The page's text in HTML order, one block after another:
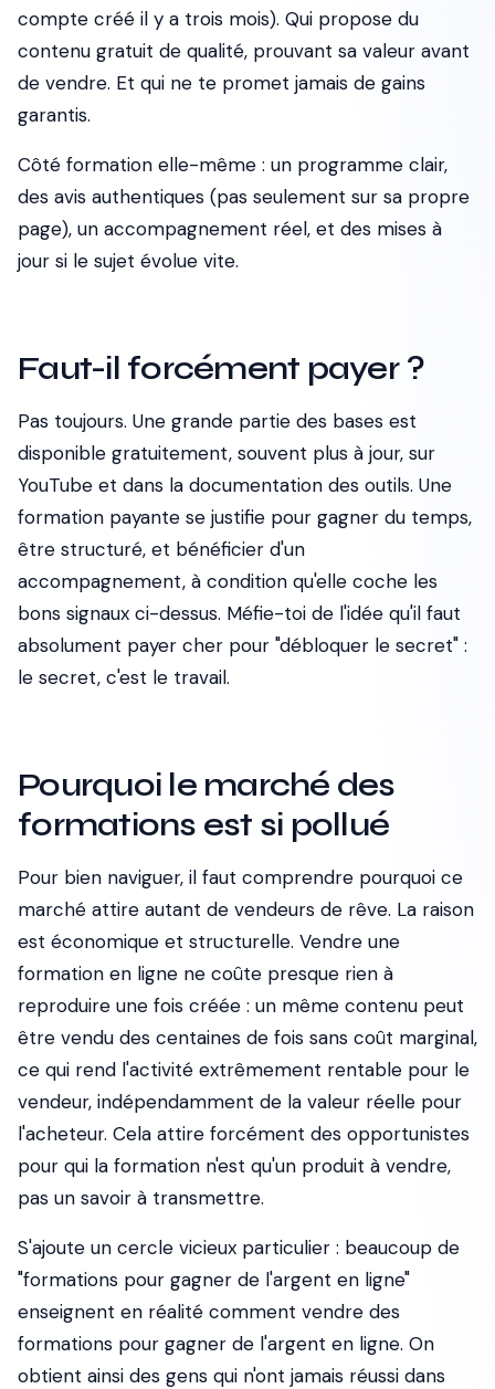
compte créé il y a trois mois). Qui propose du
contenu gratuit de qualité, prouvant sa valeur avant
de vendre. Et qui ne te promet jamais de gains
garantis.
Côté formation elle-même : un programme clair,
des avis authentiques (pas seulement sur sa propre
page), un accompagnement réel, et des mises à
jour si le sujet évolue vite.
Faut-il forcément payer ?
Pas toujours. Une grande partie des bases est
disponible gratuitement, souvent plus à jour, sur
YouTube et dans la documentation des outils. Une
formation payante se justifie pour gagner du temps,
être structuré, et bénéficier d'un
accompagnement, à condition qu'elle coche les
bons signaux ci-dessus. Méfie-toi de l'idée qu'il faut
absolument payer cher pour "débloquer le secret" :
le secret, c'est le travail.
Pourquoi le marché des
formations est si pollué
Pour bien naviguer, il faut comprendre pourquoi ce
marché attire autant de vendeurs de rêve. La raison
est économique et structurelle. Vendre une
formation en ligne ne coûte presque rien à
reproduire une fois créée : un même contenu peut
être vendu des centaines de fois sans coût marginal,
ce qui rend l'activité extrêmement rentable pour le
vendeur, indépendamment de la valeur réelle pour
l'acheteur. Cela attire forcément des opportunistes
pour qui la formation n'est qu'un produit à vendre,
pas un savoir à transmettre.
S'ajoute un cercle vicieux particulier : beaucoup de
"formations pour gagner de l'argent en ligne"
enseignent en réalité comment vendre des
formations pour gagner de l'argent en ligne. On
obtient ainsi des gens qui n'ont jamais réussi dans